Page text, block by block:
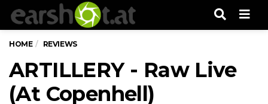
HOME REVIEWS
ARTILLERY - Raw Live
(At Copenhell)